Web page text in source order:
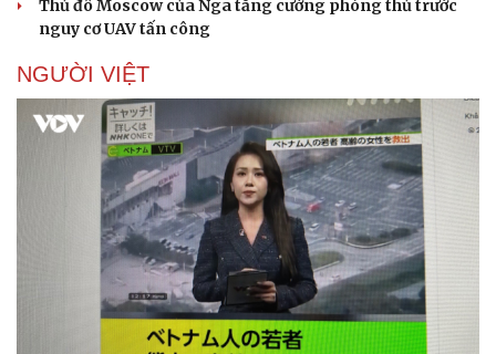
Doanh nghiệp
Thông tin doanh nghiệp
Doanh nghiệp 24h
Vì cộng đồng
Công nghệ
Sành điệu
Tin Công nghệ
Trải nghiệm
Chuyển đổi số
Thủ đô Moscow của Nga tăng cường phòng thủ trước
nguy cơ UAV tấn công
NGƯỜI VIỆT